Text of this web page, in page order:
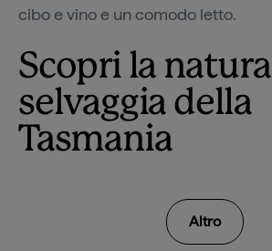
cibo e vino e un comodo letto.
Scopri la natura
selvaggia della
Tasmania
Altro